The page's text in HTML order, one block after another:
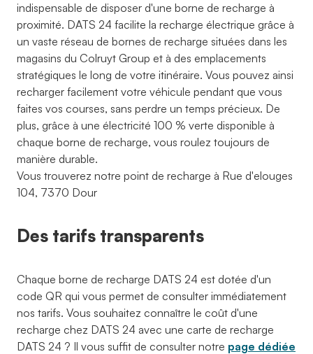
indispensable de disposer d'une borne de recharge à
proximité. DATS 24 facilite la recharge électrique grâce à
un vaste réseau de bornes de recharge situées dans les
magasins du Colruyt Group et à des emplacements
stratégiques le long de votre itinéraire. Vous pouvez ainsi
recharger facilement votre véhicule pendant que vous
faites vos courses, sans perdre un temps précieux. De
plus, grâce à une électricité 100 % verte disponible à
chaque borne de recharge, vous roulez toujours de
manière durable.
Vous trouverez notre point de recharge à Rue d'elouges
104, 7370 Dour
Des tarifs transparents
Chaque borne de recharge DATS 24 est dotée d'un
code QR qui vous permet de consulter immédiatement
nos tarifs. Vous souhaitez connaître le coût d'une
recharge chez DATS 24 avec une carte de recharge
DATS 24 ? Il vous suffit de consulter notre page dédiée